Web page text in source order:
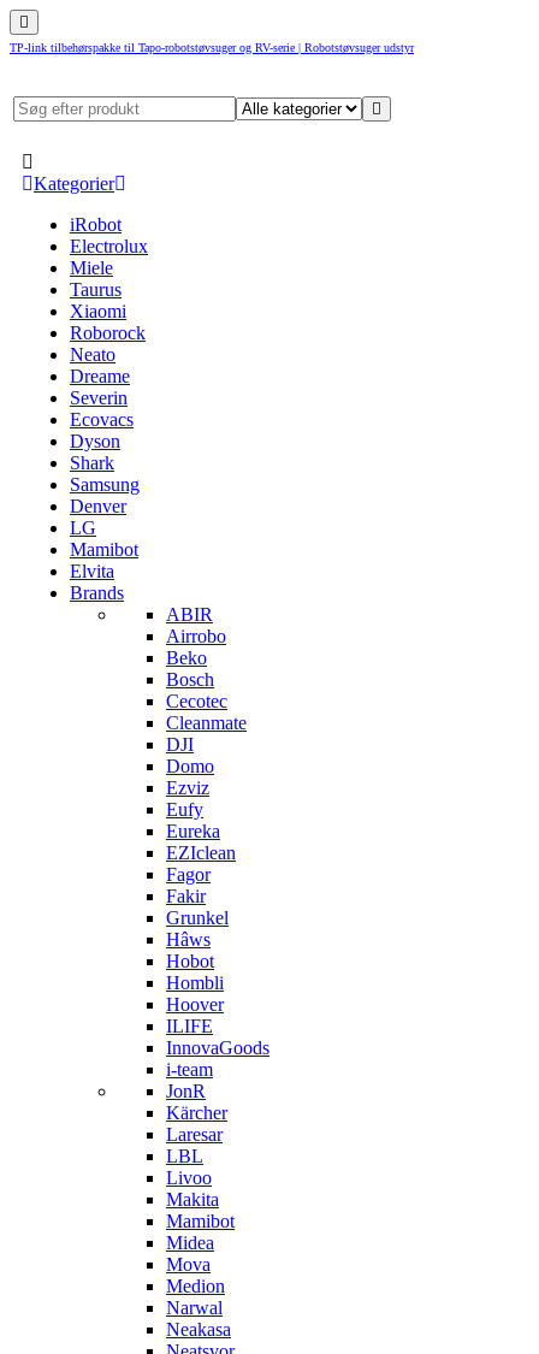
TP-link tilbehørspakke til Tapo-robotstøvsuger og RV-serie | Robotstøvsuger udstyr
Kategorier
iRobot
Electrolux
Miele
Taurus
Xiaomi
Roborock
Neato
Dreame
Severin
Ecovacs
Dyson
Shark
Samsung
Denver
LG
Mamibot
Elvita
Brands
ABIR
Airrobo
Beko
Bosch
Cecotec
Cleanmate
DJI
Domo
Ezviz
Eufy
Eureka
EZIclean
Fagor
Fakir
Grunkel
Hâws
Hobot
Hombli
Hoover
ILIFE
InnovaGoods
i-team
JonR
Kärcher
Laresar
LBL
Livoo
Makita
Mamibot
Midea
Mova
Medion
Narwal
Neakasa